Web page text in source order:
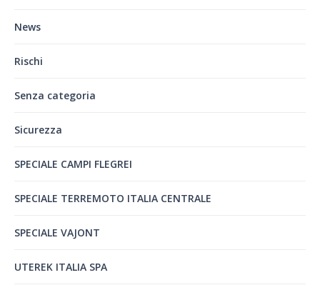
News
Rischi
Senza categoria
Sicurezza
SPECIALE CAMPI FLEGREI
SPECIALE TERREMOTO ITALIA CENTRALE
SPECIALE VAJONT
UTEREK ITALIA SPA